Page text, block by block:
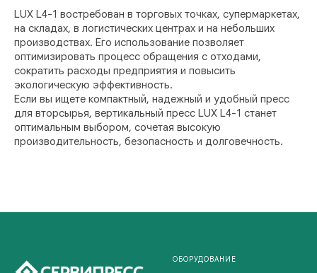
LUX L4-1 востребован в торговых точках, супермаркетах,
на складах, в логистических центрах и на небольших
производствах. Его использование позволяет
оптимизировать процесс обращения с отходами,
сократить расходы предприятия и повысить
экологическую эффективность.
Если вы ищете компактный, надежный и удобный пресс
для вторсырья, вертикальный пресс LUX L4-1 станет
оптимальным выбором, сочетая высокую
производительность, безопасность и долговечность.
ОБОРУДОВАНИЕ